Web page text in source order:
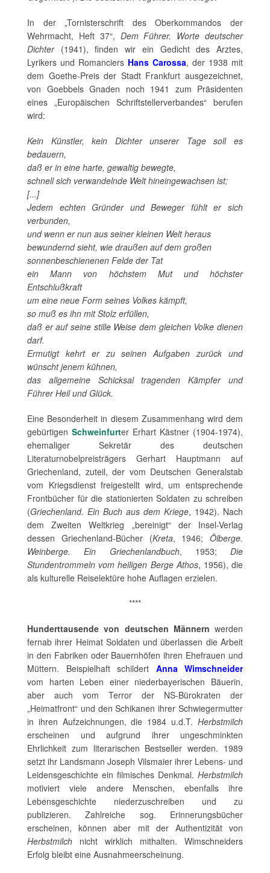
In der „Tornisterschrift des Oberkommandos der
Wehrmacht, Heft 37“, Dem Führer. Worte deutscher
Dichter(1941), finden wir ein Gedicht des Arztes,
Lyrikers und Romanciers Hans Carossa, der 1938 mit
dem Goethe-Preis der Stadt Frankfurt ausgezeichnet,
von Goebbels Gnaden noch 1941 zum Präsidenten
eines „Europäischen Schriftstellerverbandes“ berufen
wird:
Kein Künstler, kein Dichter unserer Tage soll es
bedauern,
daß er in eine harte, gewaltig bewegte,
schnell sich verwandelnde Welt hineingewachsen ist;
[...]
Jedem echten Gründer und Beweger fühlt er sich
verbunden,
und wenn er nun aus seiner kleinen Welt heraus
bewundernd sieht, wie draußen auf dem großen
sonnenbeschienenen Felde der Tat
ein Mann von höchstem Mut und höchster
Entschlußkraft
um eine neue Form seines Volkes kämpft,
so muß es ihn mit Stolz erfüllen,
daß er auf seine stille Weise dem gleichen Volke dienen
darf.
Ermutigt kehrt er zu seinen Aufgaben zurück und
wünscht jenem kühnen,
das allgemeine Schicksal tragenden Kämpfer und
Führer Heil und Glück.
Eine Besonderheit in diesem Zusammenhang wird dem
gebürtigen Schweinfurter Erhart Kästner (1904-1974),
ehemaliger Sekretär des deutschen
Literaturnobelpreisträgers Gerhart Hauptmann auf
Griechenland, zuteil, der vom Deutschen Generalstab
vom Kriegsdienst freigestellt wird, um entsprechende
Frontbücher für die stationierten Soldaten zu schreiben
(Griechenland. Ein Buch aus dem Kriege, 1942). Nach
dem Zweiten Weltkrieg „bereinigt“ der Insel-Verlag
dessen Griechenland-Bücher (Kreta, 1946; Ölberge.
Weinberge. Ein Griechenlandbuch, 1953; Die
Stundentrommeln vom heiligen Berge Athos, 1956), die
als kulturelle Reiselektüre hohe Auflagen erzielen.
****
Hunderttausende von deutschen Männern werden
fernab ihrer Heimat Soldaten und überlassen die Arbeit
in den Fabriken oder Bauernhöfen ihren Ehefrauen und
Müttern. Beispielhaft schildert Anna Wimschneider
vom harten Leben einer niederbayerischen Bäuerin,
aber auch vom Terror der NS-Bürokraten der
„Heimatfront“ und den Schikanen ihrer Schwiegermutter
in ihren Aufzeichnungen, die 1984 u.d.T. Herbstmilch
erscheinen und aufgrund ihrer ungeschminkten
Ehrlichkeit zum literarischen Bestseller werden. 1989
setzt ihr Landsmann Joseph Vilsmaier ihrer Lebens- und
Leidensgeschichte ein filmisches Denkmal. Herbstmilch
motiviert viele andere Menschen, ebenfalls ihre
Lebensgeschichte niederzuschreiben und zu
publizieren. Zahlreiche sog. Erinnerungsbücher
erscheinen, können aber mit der Authentizität von
Herbstmilch nicht wirklich mithalten. Wimschneiders
Erfolg bleibt eine Ausnahmeerscheinung.